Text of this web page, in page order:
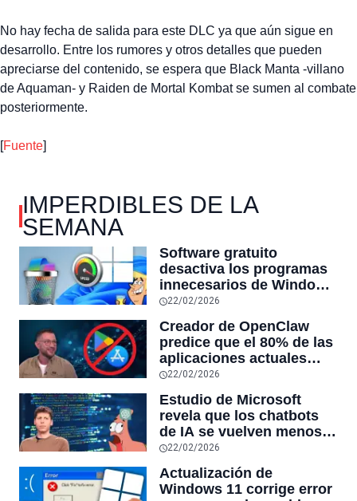
No hay fecha de salida para este DLC ya que aún sigue en
desarrollo. Entre los rumores y otros detalles que pueden
apreciarse del contenido, se espera que Black Manta -villano
de Aquaman- y Raiden de Mortal Kombat se sumen al combate
posteriormente.
[Fuente]
IMPERDIBLES DE LA
SEMANA
Software gratuito
desactiva los programas
innecesarios de Windows
11 y optimiza el PC,
reduciendo el uso de la
RAM y mucho más
22/02/2026
Creador de OpenClaw
predice que el 80% de las
aplicaciones actuales
desaparecerán en el
futuro: “Solo sobrevivirán
las aplicaciones con
sensores únicos o
conexiones especiales a
hardware
22/02/2026
Estudio de Microsoft
revela que los chatbots
de IA se vuelven menos
confiables mientras más
tiempo hablas con ellos:
la falta de confiabilidad
sube un 112%
22/02/2026
Actualización de
Windows 11 corrige error